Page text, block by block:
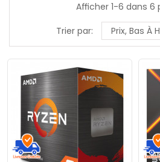
Afficher 1-6 dans 6
Trier par:
Prix, Bas À